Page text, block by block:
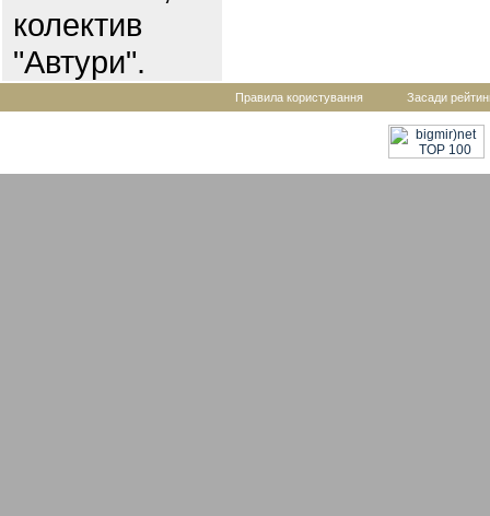
колектив
"Автури".
Правила користування Засади